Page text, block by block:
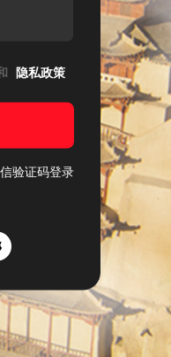
隐私政策
验证码登录